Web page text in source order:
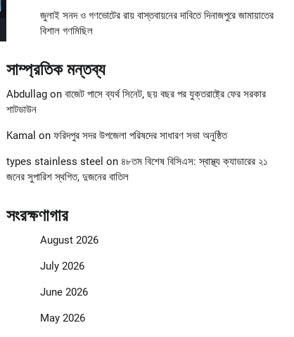
জুলাই সনদ ও গণভোটের রায় বাস্তবায়নের দাবিতে দিনাজপুরে জামায়াতের
বিশাল গণমিছিল
সাম্প্রতিক মন্তব্য
Abdullagon বাজেট পাসে ব্যর্থ সিনেট, ছয় বছর পর যুক্তরাষ্ট্রে ফের সরকার
শাটডাউন
Kamal on ফরিদপুর সদর উপজেলা পরিষদের সাধারণ সভা অনুষ্ঠিত
types stainless steel on ৪৮তম বিশেষ বিসিএস: স্বাস্থ্য ক্যাডারের ২১
জনের সুপারিশ স্থগিত, দুজনের বাতিল
সংরক্ষণাগার
August 2026
July 2026
June 2026
May 2026